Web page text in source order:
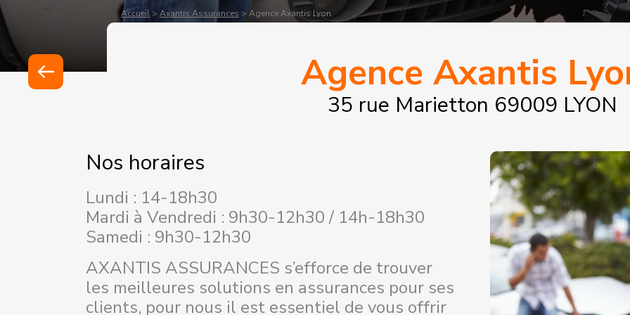
Accueil > Axantis Assurances >Agence Axantis Lyon
Agence Axantis
35 rue Marietton 69009 LYON
Nos horaires
Lundi : 14-18h30
Mardi à Vendredi : 9h30-12h30 / 14h-18h30
Samedi : 9h30-12h30
AXANTIS ASSURANCES s’efforce de trouver
les meilleures solutions en assurances pour ses
clients, pour nous il est essentiel de vous offrir